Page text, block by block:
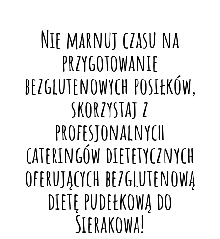
Nie marnuj czasu na
przygotowanie
bezglutenowych posiłków,
skorzystaj z
profesjonalnych
cateringów dietetycznych
oferujących bezglutenową
dietę pudełkową do
Sierakowa!